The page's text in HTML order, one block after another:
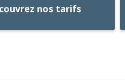
nos tarifs